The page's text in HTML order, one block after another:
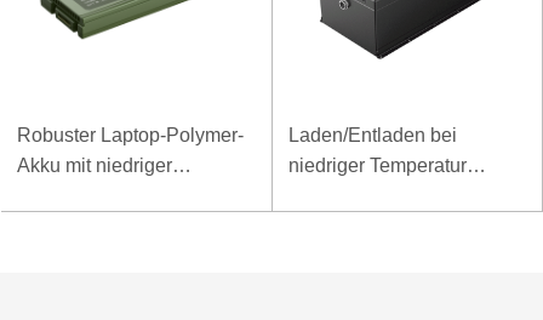
Robuster Laptop-Polymer-
Akku mit niedriger
Laden/Entladen bei
niedriger Temperatur